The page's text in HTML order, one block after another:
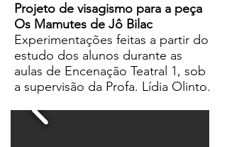
Projeto de visagismo para a peça
Os Mamutes de Jô Bilac
Experimentações feitas a partir do
estudo dos alunos durante as
aulas de Encenação Teatral 1, sob
a supervisão da Profa. Lídia Olinto.